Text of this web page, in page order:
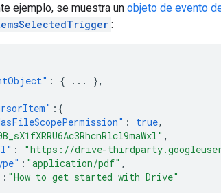
ejemplo, se muestra un objeto de evento
:
: { ...
},
:{
: true,
,
: "https://drive-
: "application/pdf" ,
: "How to get started with Drive"